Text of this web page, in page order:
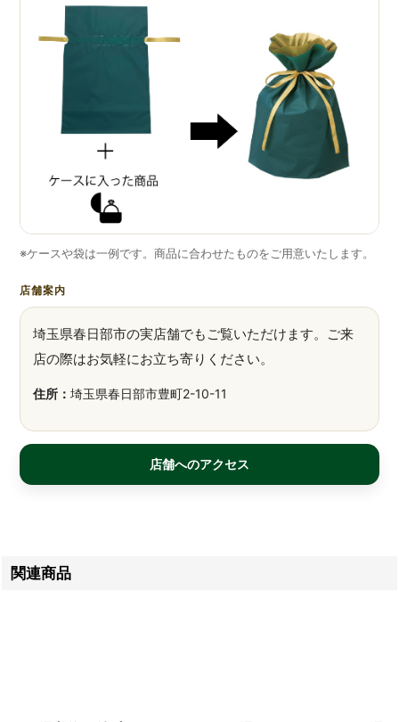
※ケースや袋は一例です。商品に合わせたものをご用意いたします。
店舗案内
埼玉県春日部市の実店舗でもご覧いただけます。ご来
店の際はお気軽にお立ち寄りください。
住所： 埼玉県春日部市豊町2-10-11
店舗へのアクセス
関連商品